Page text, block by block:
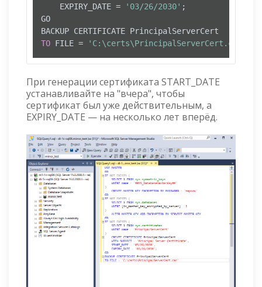
	EXPIRY_DATE
= '03/26/2030' ;
GO
TO FILE = 'C:\certs\PrincipalServerCert.cer'
При генерации сертификата START_DATE
устанавливайте на "вчера", чтобы
сертификат был уже действительным, а
EXPIRY_DATE — на несколько лет вперёд.